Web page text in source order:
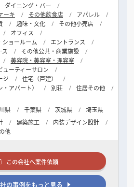
ダイニング・バー
ーキ
その他飲食店
アパレル
趣味・文化
その他小売店
オフィス
ショールーム
エントランス
その他公共・商業施設
美容院・美容室・理容室
ューティーサロン
ジ
住宅（戸建）
アパート）
別荘
住居その他
県 千葉県 茨城県
埼玉県
建築施工
内装デザイン設計
他
この会社へ案件依頼
の事例をもっと見る